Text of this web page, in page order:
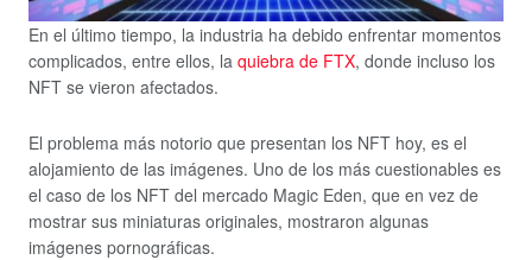
En el último tiempo, la industria ha debido enfrentar momentos
complicados, entre ellos, la quiebra de FTX, donde incluso los
NFT se vieron afectados.
El problema más notorio que presentan los NFT hoy, es el
alojamiento de las imágenes. Uno de los más cuestionables es
el caso de los NFT del mercado Magic Eden, que en vez de
mostrar sus miniaturas originales, mostraron algunas
imágenes pornográficas.